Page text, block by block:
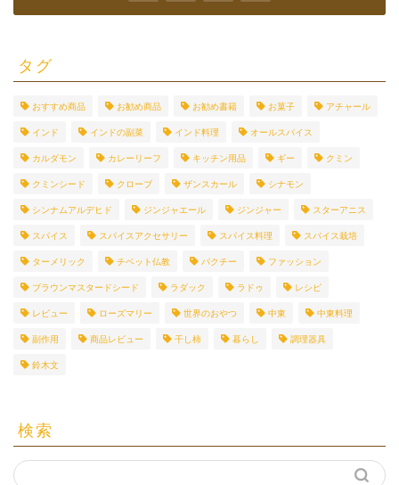
タグ
おすすめ商品 お勧め商品 お勧め書籍 お菓子 アチャール
インド インドの副菜 インド料理 オールスパイス
カルダモン カレーリーフ キッチン用品 ギー クミン
クミンシード クローブ ザンスカール シナモン
シンナムアルデヒド ジンジャエール ジンジャー スターアニス
スパイス スパイスアクセサリー スパイス料理 スパイス栽培
ターメリック チベット仏教 パクチー ファッション
ブラウンマスタードシード ラダック ラドゥ レシピ
レビュー ローズマリー 世界のおやつ 中東 中東料理
副作用 商品レビュー 干し柿 暮らし 調理器具
鈴木文
検索